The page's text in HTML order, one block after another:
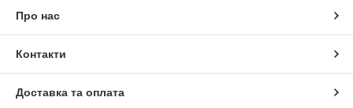
Про нас
Контакти
Доставка та оплата